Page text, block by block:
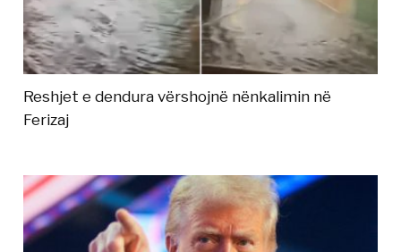
Reshjet e dendura vërshojnë nënkalimin në
Ferizaj